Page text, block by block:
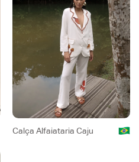
Calça Alfaiataria Caju